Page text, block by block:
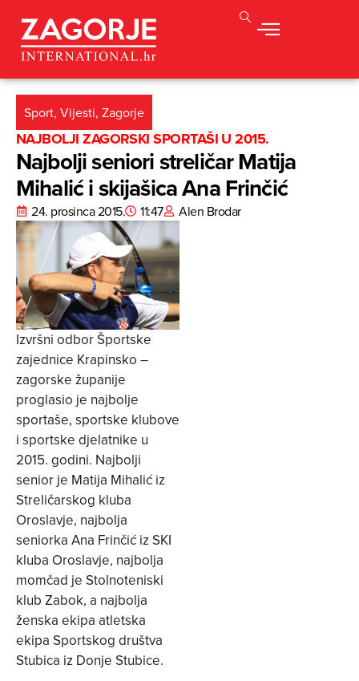
Sport, Vijesti, Zagorje
NAJBOLJI ZAGORSKI SPORTAŠI U 2015.
Najbolji seniori streličar Matija
Mihalić i skijašica Ana Frinčić
24. prosinca 2015. 11:47 Alen Brodar
Izvršni odbor Športske
zajednice Krapinsko –
zagorske županije
proglasio je najbolje
sportaše, sportske klubove
i sportske djelatnike u
2015. godini. Najbolji
senior je Matija Mihalić iz
Streličarskog kluba
Oroslavje, najbolja
seniorka Ana Frinčić iz SKI
kluba Oroslavje, najbolja
momčad je Stolnoteniski
klub Zabok, a najbolja
ženska ekipa atletska
ekipa Sportskog društva
Stubica iz Donje Stubice.